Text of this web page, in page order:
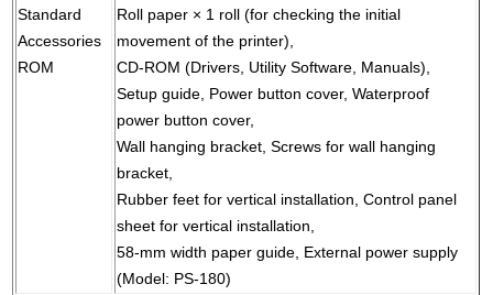
Standard
Accessories
ROM
Roll paper × 1 roll (for checking the initial
movement of the printer),
CD-ROM (Drivers, Utility Software, Manuals),
Setup guide, Power button cover, Waterproof
power button cover,
Wall hanging bracket, Screws for wall hanging
bracket,
Rubber feet for vertical installation, Control panel
sheet for vertical installation,
58-mm width paper guide, External power supply
(Model: PS-180)